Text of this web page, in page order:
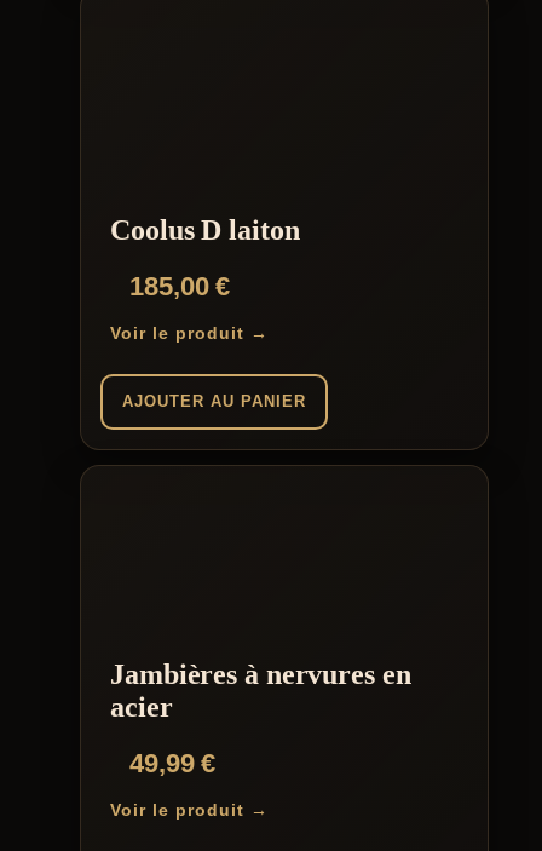
Coolus D laiton
185,00€
Voir le produit →
AJOUTER AU PANIER
Jambières à nervures en
acier
49,99€
Voir le produit →